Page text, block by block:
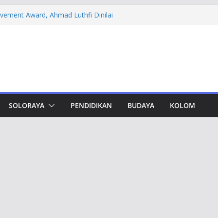
Award, Ahmad Luthfi Dinilai
Lewat Capacity Building
Ajak Aktivis Mahasiswa Tetap Kritis
Muktamar Tapak Suci, Ahmad Luthfi
Jadi Penguat Persatuan Bangsa
SOLORAYA PENDIDIKAN BUDAYA KOLOM